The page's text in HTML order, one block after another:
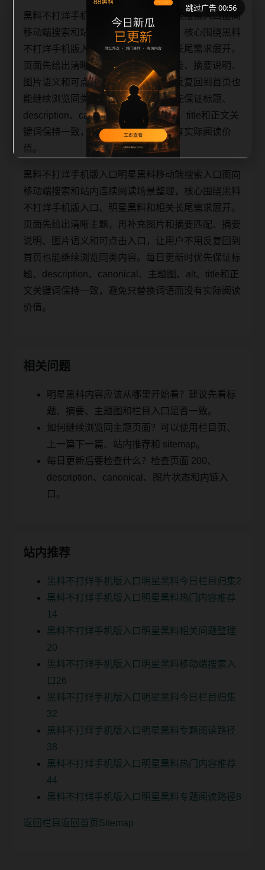
黑料不打烊手机版入口明星黑料移动端搜索入口面向
移动端搜索和站内连续阅读场景整理，核心围绕黑料
不打烊手机版入口、明星黑料和相关长尾需求展开。
页面先给出清晰主题，再补充栏目承接、摘要说明、
图片语义和可点击入口，让用户不用反复回到首页也
能继续浏览同类内容。每日更新时优先保证标题、
description、canonical、主题图、alt、title和正文关
键词保持一致，避免只替换词语而没有实际阅读价
值。
黑料不打烊手机版入口明星黑料移动端搜索入口面向
移动端搜索和站内连续阅读场景整理，核心围绕黑料
不打烊手机版入口、明星黑料和相关长尾需求展开。
页面先给出清晰主题，再补充图片和摘要匹配、摘要
说明、图片语义和可点击入口，让用户不用反复回到
首页也能继续浏览同类内容。每日更新时优先保证标
题、description、canonical、主题图、alt、title和正
文关键词保持一致，避免只替换词语而没有实际阅读
价值。
相关问题
明星黑料内容应该从哪里开始看？建议先看标
题、摘要、主题图和栏目入口是否一致。
如何继续浏览同主题页面？可以使用栏目页、
上一篇下一篇、站内推荐和 sitemap。
每日更新后要检查什么？检查页面 200、
description、canonical、图片状态和内链入
口。
站内推荐
黑料不打烊手机版入口明星黑料今日栏目归集2
黑料不打烊手机版入口明星黑料热门内容推荐
14
黑料不打烊手机版入口明星黑料相关问题整理
20
黑料不打烊手机版入口明星黑料移动端搜索入
口26
黑料不打烊手机版入口明星黑料今日栏目归集
32
黑料不打烊手机版入口明星黑料专题阅读路径
38
黑料不打烊手机版入口明星黑料热门内容推荐
44
黑料不打烊手机版入口明星黑料专题阅读路径8
返回栏目 返回首页 Sitemap
跳过广告 00:56